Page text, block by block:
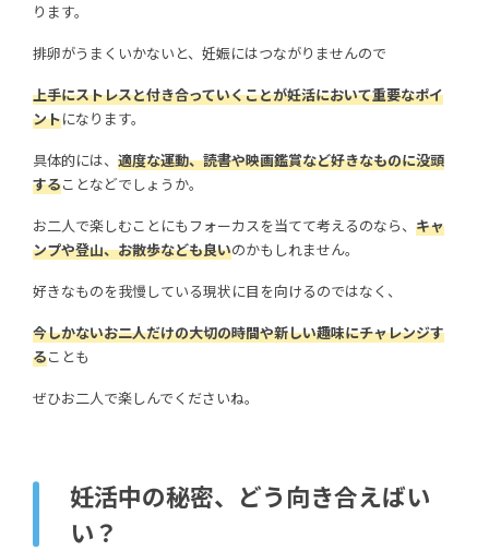
ります。
排卵がうまくいかないと、妊娠にはつながりませんので
上手にストレスと付き合っていくことが妊活において重要なポイ
ントになります。
具体的には、 適度な運動、読書や映画鑑賞など好きなものに没頭
することなどでしょうか。
お二人で楽しむことにもフォーカスを当てて考えるのなら、 キャ
ンプや登山、お散歩なども良いのかもしれません。
好きなものを我慢している現状に目を向けるのではなく、
今しかないお二人だけの大切の時間や新しい趣味にチャレンジす
ることも
ぜひお二人で楽しんでくださいね。
妊活中の秘密、どう向き合えばい
い？